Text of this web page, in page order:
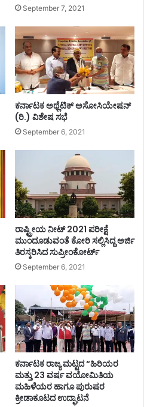
September 7, 2021
ಕರ್ನಾಟಕ ಅಥ್ಲೆಟಿಕ್ ಅಸೋಸಿಯೇಷನ್
(ರಿ.) ವಿಶೇಷ ಸಭೆ
September 6, 2021
ರಾಷ್ಟ್ರೀಯ ನೀಟ್ 2021 ಪರೀಕ್ಷೆ
ಮುಂದೂಡುವಂತೆ ಕೋರಿ ಸಲ್ಲಿಸಿದ್ದ ಅರ್ಜಿ
ತಿರಸ್ಕರಿಸಿದ ಸುಪ್ರೀಂಕೋರ್ಟ್
September 6, 2021
ಕರ್ನಾಟಕ ರಾಜ್ಯ ಮಟ್ಟದ “ಹಿರಿಯರ
ಮತ್ತು 23 ವರ್ಷ ವಯೋಮಿತಿಯ
ಮಹಿಳೆಯರ ಹಾಗೂ ಪುರುಷರ
ಕ್ರೀಡಾಕೂಟದ ಉದ್ಘಾಟನೆ